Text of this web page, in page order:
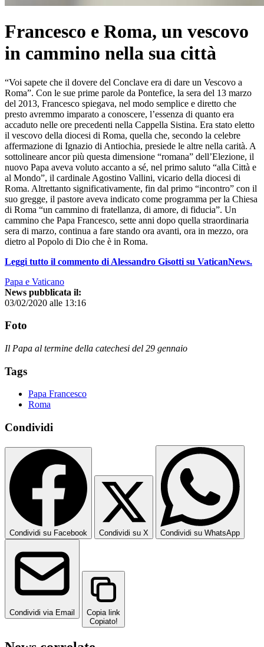
Francesco e Roma, un vescovo
in cammino nella sua città
“Voi sapete che il dovere del Conclave era di dare un Vescovo a
Roma”. Con le sue prime parole da Pontefice, la sera del 13 marzo
del 2013, Francesco spiegava, nel modo semplice e diretto che
presto avremmo imparato a conoscere, l’essenza di quanto era
accaduto nelle ore precedenti nella Cappella Sistina. Era stato eletto
il vescovo della diocesi di Roma, quella che, secondo la celebre
affermazione di Ignazio di Antiochia, presiede le altre nella carità. A
sottolineare ancor più questa dimensione “romana” dell’Elezione, il
nuovo Papa aveva voluto accanto a sé, nel primo saluto “alla Città e
al Mondo”, il cardinale Agostino Vallini, vicario della diocesi di
Roma. Altrettanto significativamente, fin dal primo “incontro” con il
suo gregge, il pastore aveva indicato come programma per la Chiesa
di Roma “un cammino di fratellanza, di amore, di fiducia”. Un
cammino che Papa Francesco, sette anni dopo quella straordinaria
sera di marzo, continua a fare stando ora avanti, ora in mezzo, ora
dietro al Popolo di Dio che è in Roma.
Leggi tutto il commento di Alessandro Gisotti su VaticanNews.
Papa e Vaticano
News pubblicata il:
03/02/2020 alle 13:16
Foto
Il Papa al termine della catechesi del 29 gennaio
Tags
Papa Francesco
Roma
Condividi
Condividi su Facebook Condividi su X Condividi su WhatsApp
Condividi via Email
Copia link
Copiato!